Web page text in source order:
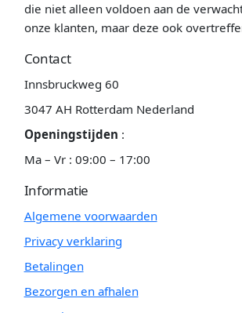
die niet alleen voldoen aan de
onze klanten, maar deze ook
Contact
Innsbruckweg 60
3047 AH Rotterdam Nederland
Openingstijden :
Ma – Vr : 09:00 – 17:00
Informatie
Algemene voorwaarden
Privacy verklaring
Betalingen
Bezorgen en afhalen